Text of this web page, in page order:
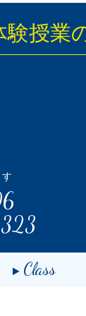
験授業
Class